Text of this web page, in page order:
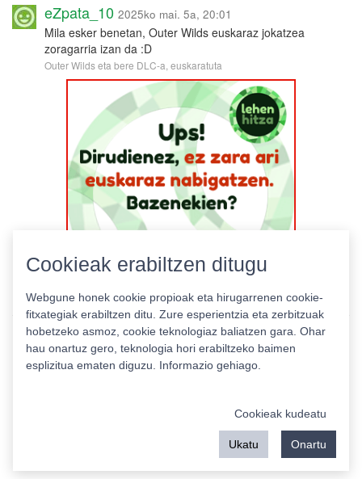
eZpata_10 2025ko mai. 5a, 20:01
Mila esker benetan, Outer Wilds euskaraz jokatzea
zoragarria izan da :D
Outer Wilds eta bere DLC-a, euskaratuta
Estatistikak
Cookieak erabiltzen ditugu
Webgune honek cookie propioak eta hirugarrenen cookie-
fitxategiak erabiltzen ditu. Zure esperientzia eta zerbitzuak
hobetzeko asmoz, cookie teknologiaz baliatzen gara. Ohar
hau onartuz gero, teknologia hori erabiltzeko baimen
esplizitua ematen diguzu. Informazio gehiago.
Cookieak kudeatu
Ukatu Onartu